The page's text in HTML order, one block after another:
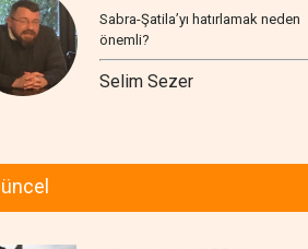
Sabra-Şatila’yı hatırlamak neden
önemli?
Selim Sezer